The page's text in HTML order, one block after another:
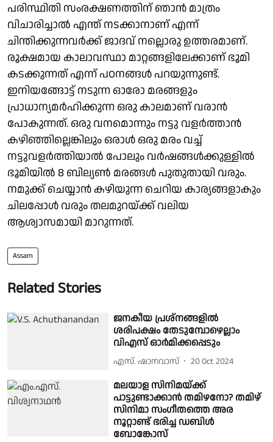
പരിസ്ഥിതി സംരക്ഷണത്തിന് ഞാന്‍ മാത്രം
വിചാരിച്ചാല്‍ എന്ത് നടക്കാനാണ് എന്ന്
ചിന്തിക്കുന്നവര്‍ക്ക് ജാദവ് നല്ലൊരു ഉത്തരമാണ്.
രൂക്ഷമായ കാലാവസ്ഥാ മാറ്റങ്ങളിലേക്കാണ് ഭൂമി
കടക്കുന്നത് എന്ന് പഠനങ്ങള്‍ പറയുന്നുണ്ട്.
ഇനിയങ്ങോട്ട് നടുന്ന ഓരോ മരങ്ങളും
പ്രാധാന്യമര്‍ഹിക്കുന്ന ഒരു കാലമാണ് വരാന്‍
പോകുന്നത്. ഒരു വനമൊന്നും നട്ടു വളര്‍ത്താന്‍
കഴിഞ്ഞില്ലെങ്കിലും ഒരാള്‍ ഒരു മരം വച്ച്
നട്ടുവളര്‍ത്തിയാല്‍ പോലും വര്‍ഷങ്ങള്‍ക്കുള്ളില്‍
ഭൂമിയില്‍ 8 ബില്യണ്‍ മരങ്ങള്‍ പുതുതായി വരും.
നമുക്ക് ചെയ്യാന്‍ കഴിയുന്ന ചെറിയ കാര്യങ്ങളാകും
ചിലപ്പോള്‍ വരും തലമുറയ്ക്ക് വലിയ
ആശ്വാസമായി മാറുന്നത്.
Assam
Related Stories
ജനകീയ പ്രശ്നങ്ങളില്‍
ശരിപക്ഷം തേടുമ്പോഴെല്ലാം
വിഎസ് ഓര്‍മിക്കപ്പെടും
എസ്. ഷാനവാസ് 20 Oct 2024
മലയാള സിനിമയ്ക്ക്
പാട്ടുണ്ടാക്കാന്‍ തമിഴനോ? തമിഴ്
സിനിമാ സംഗീതത്തെ അര
നൂറ്റാണ്ട് ഭരിച്ച ഡബിള്‍
ബോങ്കോസ്